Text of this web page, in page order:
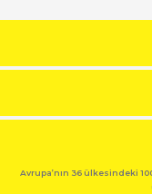
Avrupa’nın 36 ülkesindeki